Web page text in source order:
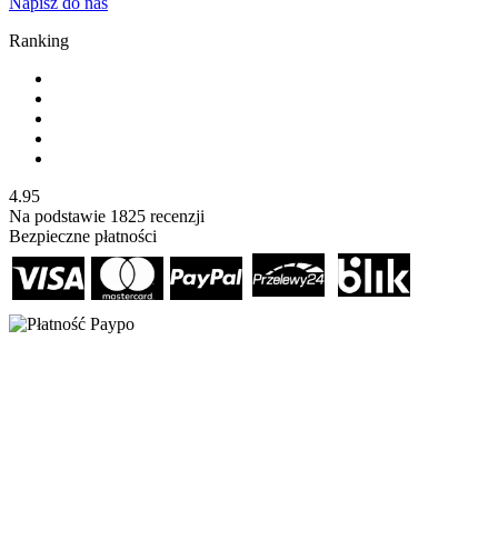
Ranking
4.95
Na podstawie 1825 recenzji
Bezpieczne płatności